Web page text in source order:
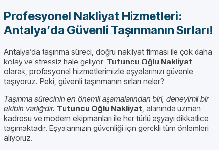
Profesyonel Nakliyat Hizmetleri:
Antalya’da Güvenli Taşınmanın Sırları!
Antalya’da taşınma süreci, doğru nakliyat firması ile çok daha
kolay ve stressiz hale geliyor. Tutuncu Oğlu Nakliyat
olarak, profesyonel hizmetlerimizle eşyalarınızı güvenle
taşıyoruz. Peki, güvenli taşınmanın sırları neler?
Taşınma sürecinin en önemli aşamalarından biri, deneyimli bir
ekibin varlığıdır. Tutuncu Oğlu Nakliyat, alanında uzman
kadrosu ve modern ekipmanları ile her türlü eşyayı dikkatlice
taşımaktadır. Eşyalarınızın güvenliği için gerekli tüm önlemleri
alıyoruz.